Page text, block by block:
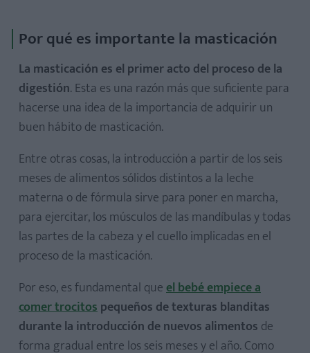
Por qué es importante la masticación
La masticación es el primer acto del proceso de la
digestión. Esta es una razón más que suficiente para
hacerse una idea de la importancia de adquirir un
buen hábito de masticación.
Entre otras cosas, la introducción a partir de los seis
meses de alimentos sólidos distintos a la leche
materna o de fórmula sirve para poner en marcha,
para ejercitar, los músculos de las mandíbulas y todas
las partes de la cabeza y el cuello implicadas en el
proceso de la masticación.
Por eso, es fundamental queel bebé empiece a
comer trocitospequeños de texturas blanditas
durante la introducción de nuevos alimentos de
forma gradual entre los seis meses y el año. Como